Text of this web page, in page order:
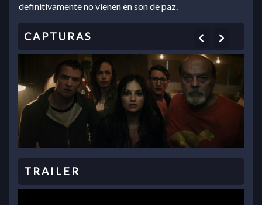
definitivamente no vienen en son de paz.
Previous